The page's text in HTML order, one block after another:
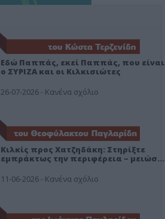
Εδώ Παππάς, εκεί Παππάς, που είναι
ο ΣΥΡΙΖΑ και οι Κιλκισιώτες
26-07-2026 - Κανένα σχόλιο
Κιλκίς προς Χατζηδάκη: Στηρίξτε
εμπράκτως την περιφέρεια – μειώσ…
11-06-2026 - Κανένα σχόλιο